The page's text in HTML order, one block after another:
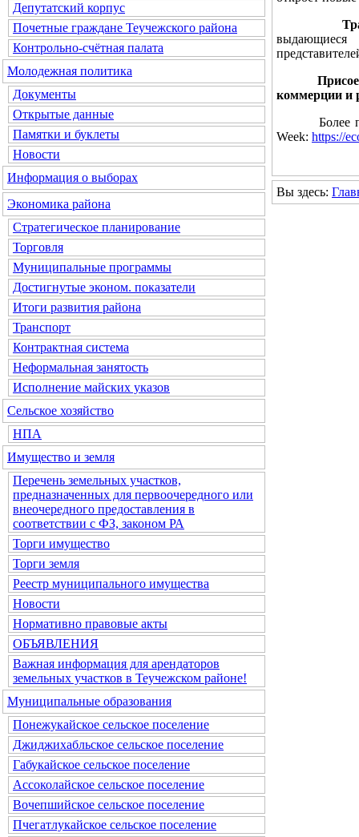
Депутатский корпус
Почетные граждане Теучежского района
Контрольно-счётная палата
Молодежная политика
Документы
Открытые данные
Памятки и буклеты
Новости
Информация о выборах
Экономика района
Стратегическое планирование
Торговля
Муниципальные программы
Достигнутые эконом. показатели
Итоги развития района
Транспорт
Контрактная система
Неформальная занятость
Исполнение майских указов
Сельское хозяйство
НПА
Имущество и земля
Перечень земельных участков,
предназначенных для первоочередного или
внеочередного предоставления в
соответствии с ФЗ, законом РА
Торги имущество
Торги земля
Реестр муниципального имущества
Новости
Нормативно правовые акты
ОБЪЯВЛЕНИЯ
Важная информация для арендаторов
земельных участков в Теучежском районе!
Муниципальные образования
Понежукайское сельское поселение
Джиджихабльское сельское поселение
Габукайское сельское поселение
Ассоколайское сельское поселение
Вочепшийское сельское поселение
Пчегатлукайское сельское поселение
коммерции и
Более
Week: https://
Вы здесь: